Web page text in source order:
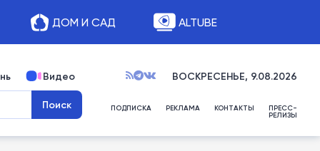
ДОМ И САД ALTUBE
Видео ВОСКРЕСЕНЬЕ, 9.08.2026
ПОДПИСКА РЕКЛАМА КОНТАКТЫ ПРЕСС-
РЕЛИЗЫ